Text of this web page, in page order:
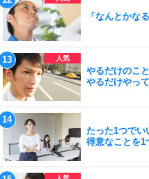
「なんとかな
やるだけのこ
やるだけやっ
たった1つでい
得意なことを1